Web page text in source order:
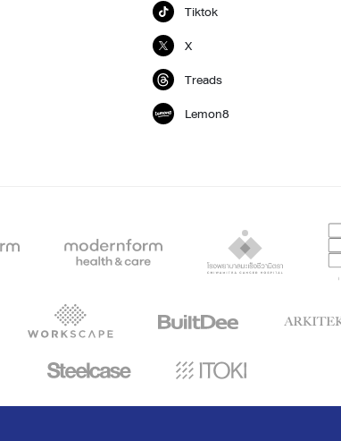
Tiktok
X
Treads
Lemon8